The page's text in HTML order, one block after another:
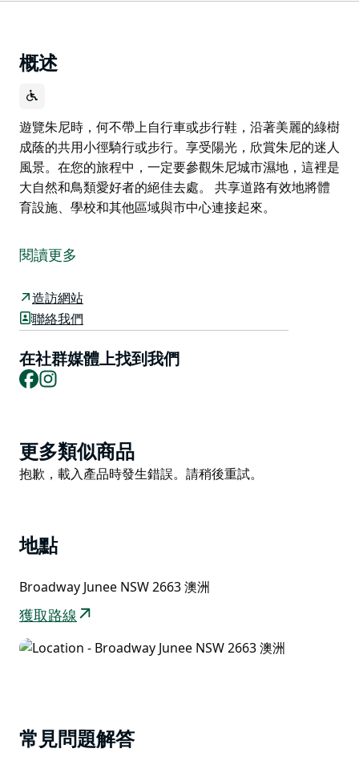
概述
遊覽朱尼時，何不帶上自行車或步行鞋，沿著美麗的綠樹
成蔭的共用小徑騎行或步行。享受陽光，欣賞朱尼的迷人
風景。在您的旅程中，一定要參觀朱尼城市濕地，這裡是
大自然和鳥類愛好者的絕佳去處。 共享道路有效地將體
育設施、學校和其他區域與市中心連接起來。
成蔭的共用小徑騎行或步行。享受陽光，欣賞朱尼的迷人
風景。在您的旅程中，一定要參觀朱尼城市濕地，這裡是
大自然和鳥類愛好者的絕佳去處。
共享道路有效地將體育設施、學校和其他區域與市中心連
接起來。
閱讀更多
造訪網站
聯絡我們
在社群媒體上找到我們
Facebook
Product
List
更多類似商品
Product
抱歉，載入產品時發生錯誤。請稍後重試。
地點
Broadway Junee NSW 2663 澳洲
獲取路線
常見問題解答